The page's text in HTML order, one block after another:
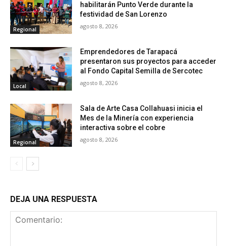
Regional
habilitarán Punto Verde durante la
festividad de San Lorenzo
agosto 8, 2026
Local
Emprendedores de Tarapacá
presentaron sus proyectos para acceder
al Fondo Capital Semilla de Sercotec
agosto 8, 2026
Regional
Sala de Arte Casa Collahuasi inicia el
Mes de la Minería con experiencia
interactiva sobre el cobre
agosto 8, 2026
DEJA UNA RESPUESTA